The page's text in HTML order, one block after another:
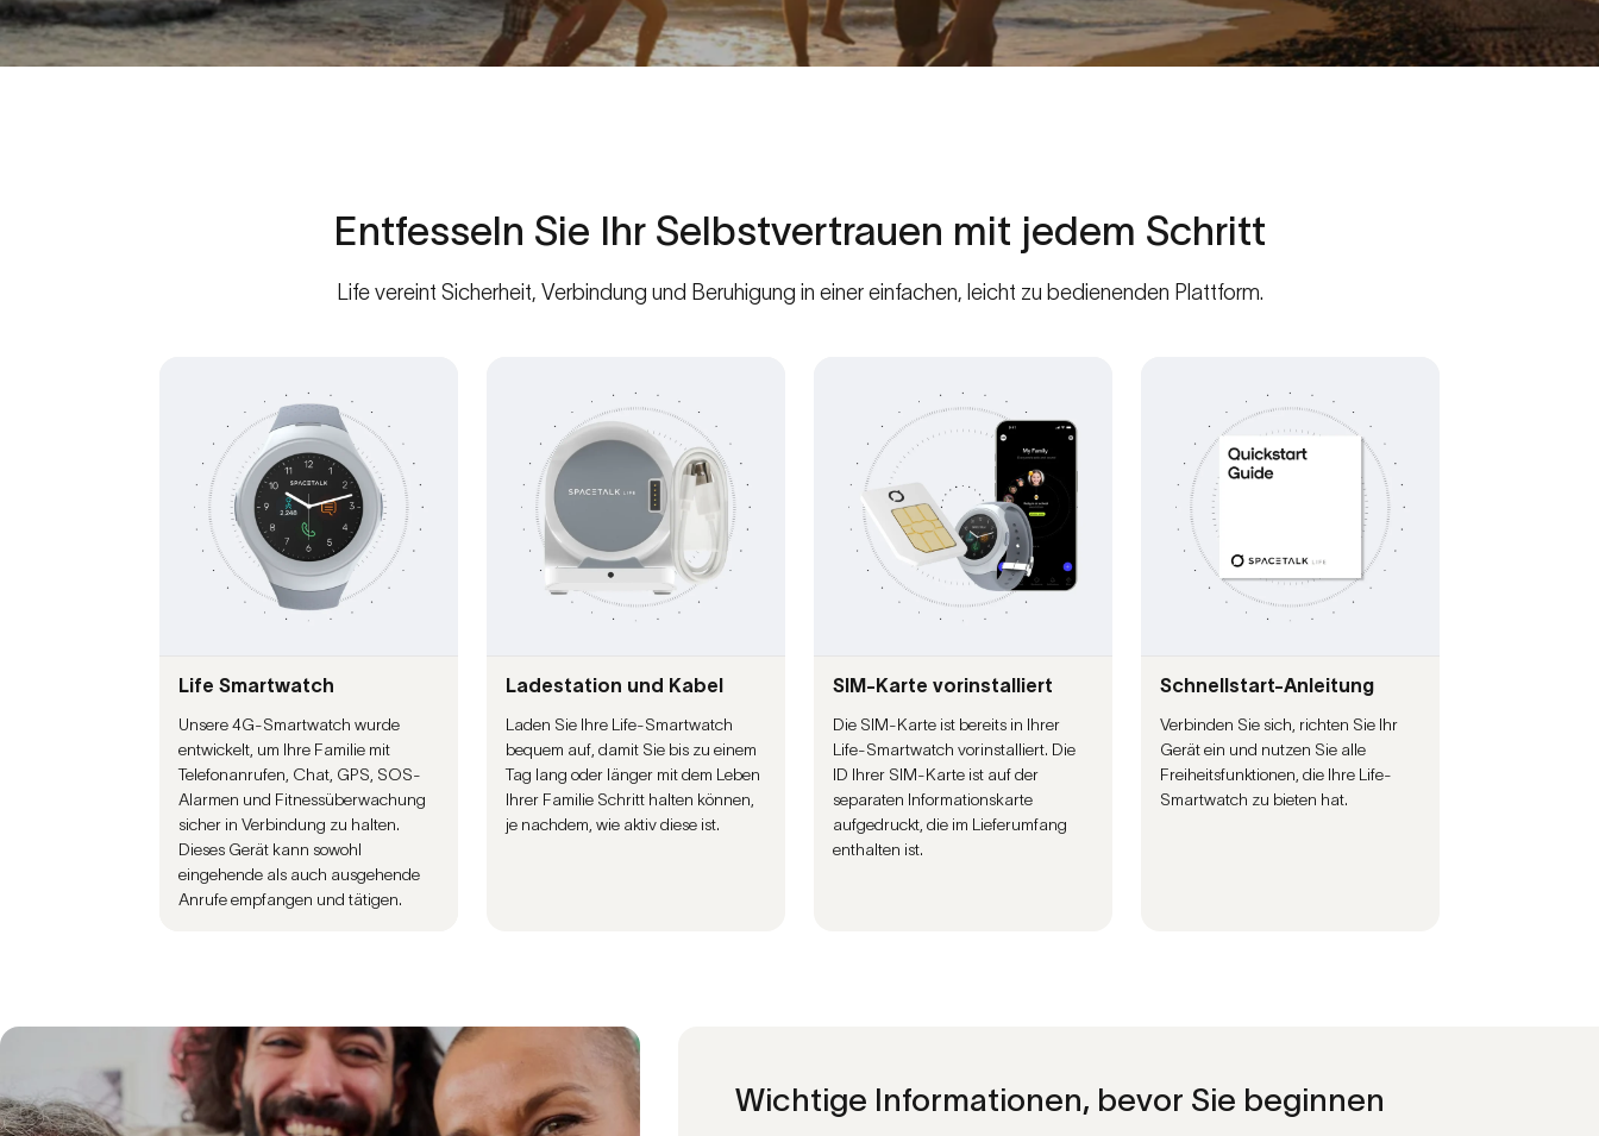
Entfesseln Sie Ihr Selbstvertrauen mit jedem Schritt
Life vereint Sicherheit, Verbindung und Beruhigung in einer einfachen, leicht zu bedienenden Plattform.
Life Smartwatch
Unsere 4G-Smartwatch wurde
entwickelt, um Ihre Familie mit
Telefonanrufen, Chat, GPS, SOS-
Alarmen und Fitnessüberwachung
sicher in Verbindung zu halten.
Dieses Gerät kann sowohl
eingehende als auch ausgehende
Anrufe empfangen und tätigen.
Ladestation und Kabel
Laden Sie Ihre Life-Smartwatch
bequem auf, damit Sie bis zu einem
Tag lang oder länger mit dem Leben
Ihrer Familie Schritt halten können,
je nachdem, wie aktiv diese ist.
SIM-Karte vorinstalliert
Die SIM-Karte ist bereits in Ihrer
Life-Smartwatch vorinstalliert. Die
ID Ihrer SIM-Karte ist auf der
separaten Informationskarte
aufgedruckt, die im Lieferumfang
enthalten ist.
Schnellstart-Anleitung
Verbinden Sie sich, richten Sie Ihr
Gerät ein und nutzen Sie alle
Freiheitsfunktionen, die Ihre Life-
Smartwatch zu bieten hat.
Wichtige Informationen, bevor Sie beginnen